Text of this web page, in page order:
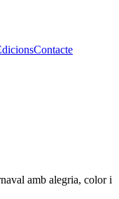
Contacte
amb alegria, color i